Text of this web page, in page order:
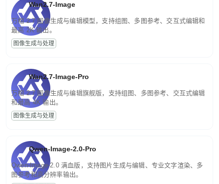
Wan2.7-Image
万相 2.7 图像生成与编辑模型，支持组图、多图参考、交互式编辑和
最高 2K 输出。
图像生成与处理
Wan2.7-Image-Pro
万相 2.7 图像生成与编辑旗舰版，支持组图、多图参考、交互式编辑
和最高 4K 输出。
图像生成与处理
Qwen-Image-2.0-Pro
Qwen-Image-2.0 满血版，支持图片生成与编辑、专业文字渲染、多
图参考和高分辨率输出。